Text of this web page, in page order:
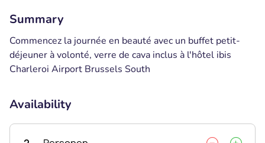
Summary
Commencez la journée en beauté avec un buffet petit-
déjeuner à volonté, verre de cava inclus à l'hôtel ibis
Charleroi Airport Brussels South
Availability